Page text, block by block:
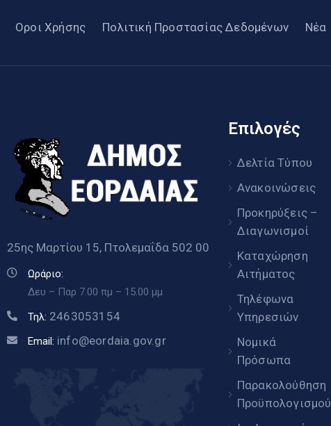
Οροι Χρήσης Πολιτική Προστασίας Δεδομένων Νέα
25ης Μαρτίου 15, Πτολεμαΐδα 502 00
Ωράριο:
Δευ – Παρ 7.00 πμ – 15.00 μμ
Τηλ: 2463053154
Email: info@eordaia.gov.gr
Επιλογές
Δελτία Τύπου
Ανακοινώσεις
Προκηρύξεις –
Διαγωνισμοί
Καταχώρηση
Αιτήματος
Τηλέφωνα
Υπηρεσιών
Νομικά
Πρόσωπα
Παρακολούθηση
Προϋπολογισμού